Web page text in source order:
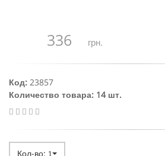
336 грн.
Код: 23857
Количество товара: 14 шт.
Кол-во: 1